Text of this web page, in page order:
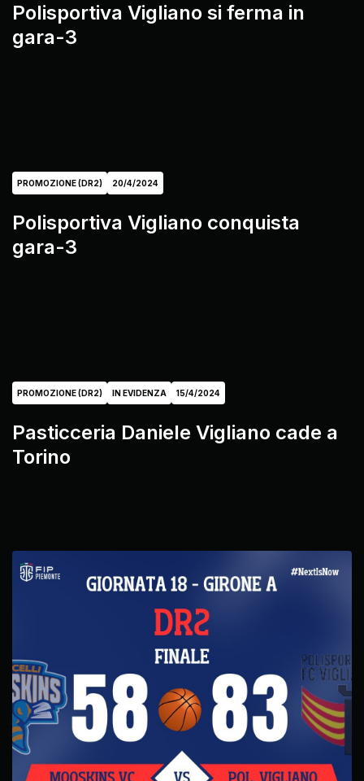
Polisportiva Vigliano si ferma in
gara-3
PROMOZIONE (DR2) 20/4/2024
Polisportiva Vigliano conquista
gara-3
PROMOZIONE (DR2) IN EVIDENZA 15/4/2024
Pasticceria Daniele Vigliano cade a
Torino